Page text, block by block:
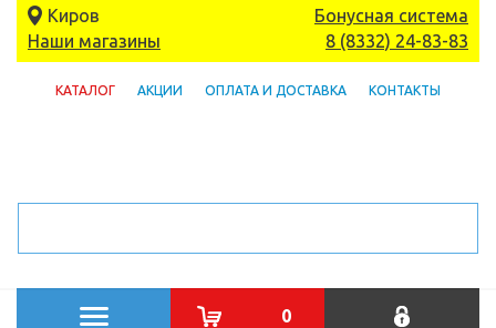
Киров
Наши магазины
Бонусная система
8 (8332) 24-83-83
КАТАЛОГ АКЦИИ ОПЛАТА И ДОСТАВКА КОНТАКТЫ
0